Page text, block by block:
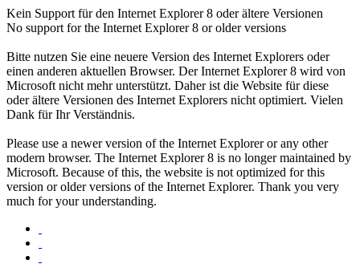
Kein Support für den Internet Explorer 8 oder ältere Versionen
No support for the Internet Explorer 8 or older versions
Bitte nutzen Sie eine neuere Version des Internet Explorers oder
einen anderen aktuellen Browser. Der Internet Explorer 8 wird von
Microsoft nicht mehr unterstützt. Daher ist die Website für diese
oder ältere Versionen des Internet Explorers nicht optimiert. Vielen
Dank für Ihr Verständnis.
Please use a newer version of the Internet Explorer or any other
modern browser. The Internet Explorer 8 is no longer maintained by
Microsoft. Because of this, the website is not optimized for this
version or older versions of the Internet Explorer. Thank you very
much for your understanding.